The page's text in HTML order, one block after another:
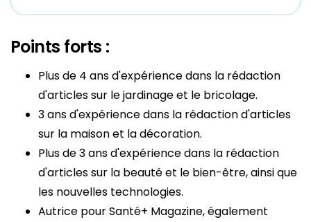
Points forts :
Plus de 4 ans d'expérience dans la rédaction
d'articles sur le jardinage et le bricolage.
3 ans d'expérience dans la rédaction d'articles
sur la maison et la décoration.
Plus de 3 ans d'expérience dans la rédaction
d'articles sur la beauté et le bien-être, ainsi que
les nouvelles technologies.
Autrice pour Santé+ Magazine, également